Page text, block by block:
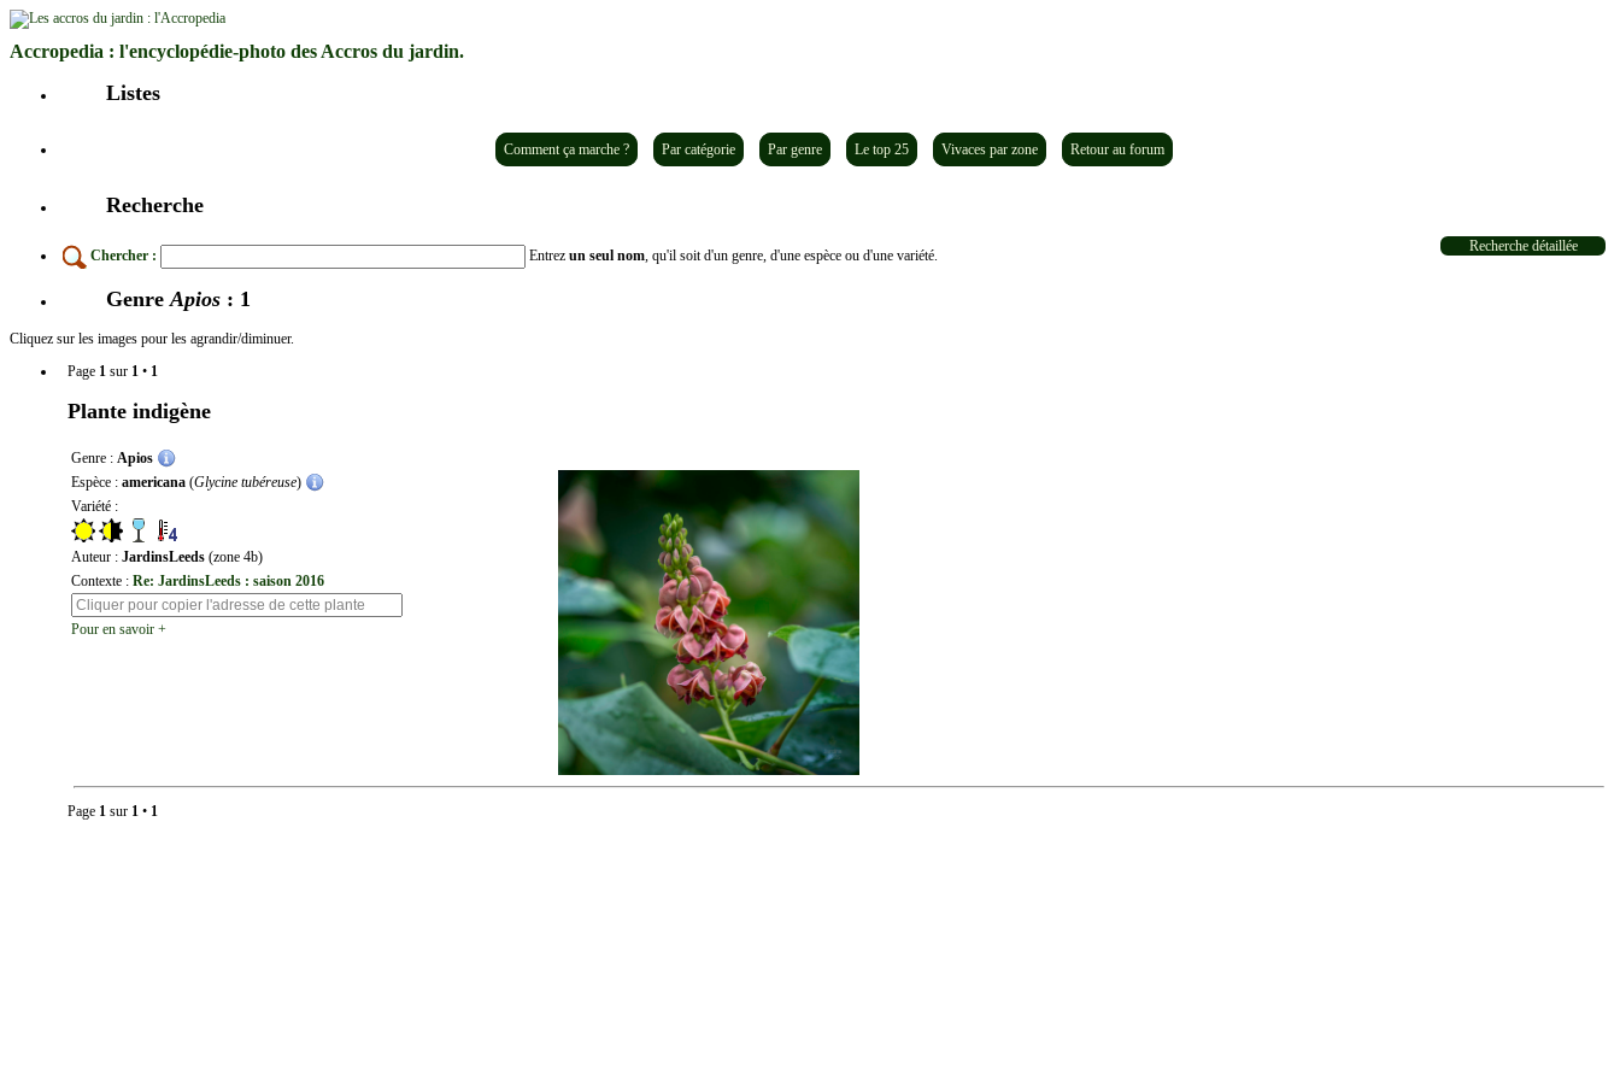
Accropedia : l'encyclopédie-photo des Accros du jardin.
Listes
Comment ça marche ? Par catégorie Par genre Le top 25 Vivaces par zone Retour au forum
Recherche
Chercher : Entrez un seul nom , qu'il soit d'un genre, d'une espèce ou d'une variété.
Recherche détaillée
Genre Apios : 1
Cliquez sur les images pour les agrandir/diminuer.
Page 1 sur 1 • 1
Plante indigène
Genre : Apios
Espèce : americana (Glycine tubéreuse)
Variété :
Auteur : JardinsLeeds (zone 4b)
Contexte : Re: JardinsLeeds : saison 2016
Pour en savoir +
Page 1 sur 1 • 1